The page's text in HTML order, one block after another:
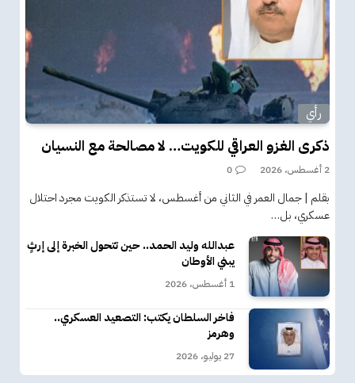
رأي
ذكرى الغزو العراقي للكويت… لا مصالحة مع النسيان
2 أغسطس، 2026 0
بقلم | جمال العمر في الثاني من أغسطس، لا تستذكر الكويت مجرد احتلال
عسكري، بل…
عبدالله وليد الحمد.. حين تتحول الخبرة إلى إرثٍ
يبني الأوطان
1 أغسطس، 2026
فاخر السلطان يكتب: التصعيد العسكري..
وهرمز
27 يوليو، 2026